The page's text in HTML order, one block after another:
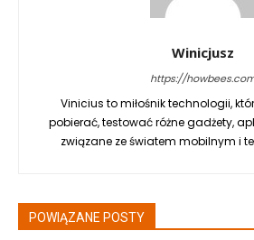
Winicjusz
https://
Vinicius to miłośnik technologii,
pobierać, testować różne gadżety,
związane ze światem mobilnym i
POWIĄZANE POSTY